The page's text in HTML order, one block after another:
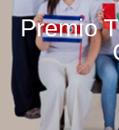
Premio